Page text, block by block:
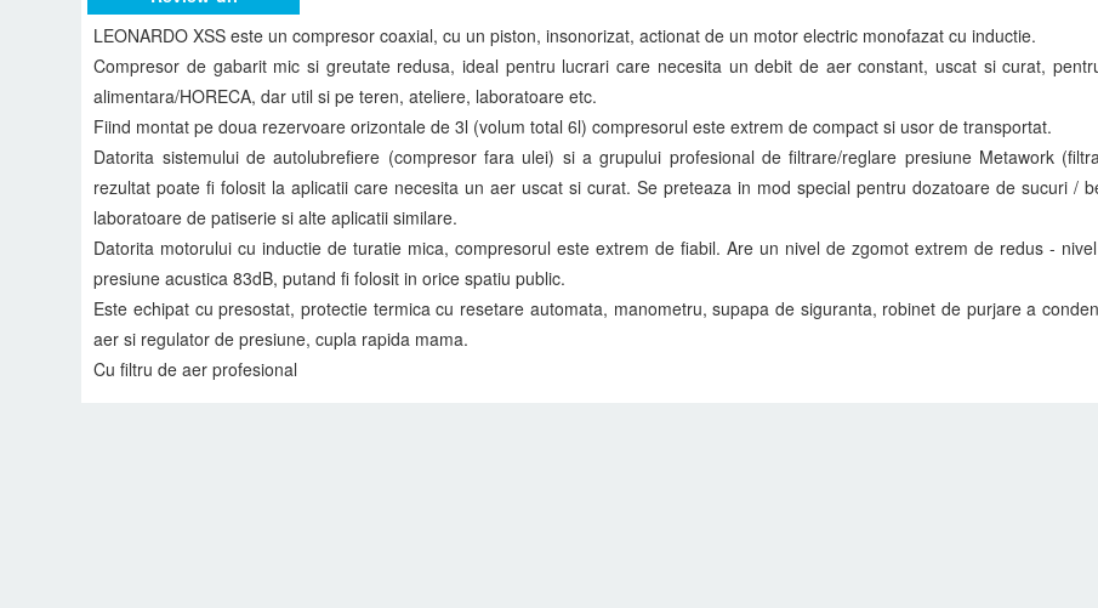
LEONARDO XSS este un compresor coaxial, cu un piston, insonorizat, actionat de un motor electric monofazat cu inductie.
Compresor de gabarit mic si greutate redusa, ideal pentru lucrari care necesita un debit de aer constant, uscat si curat,
alimentara/HORECA, dar util si pe teren, ateliere, laboratoare etc.
Fiind montat pe doua rezervoare orizontale de 3l (volum total 6l) compresorul este extrem de compact si usor de transportat.
Datorita sistemului de autolubrefiere (compresor fara ulei) si a grupului profesional de filtrare/reglare presiune Metawork
rezultat poate fi folosit la aplicatii care necesita un aer uscat si curat. Se preteaza in mod special pentru dozatoare de sucuri /
laboratoare de patiserie si alte aplicatii similare.
Datorita motorului cu inductie de turatie mica, compresorul este extrem de fiabil. Are un nivel de zgomot extrem de redus -
presiune acustica 83dB, putand fi folosit in orice spatiu public.
Este echipat cu presostat, protectie termica cu resetare automata, manometru, supapa de siguranta, robinet de purjare a
aer si regulator de presiune, cupla rapida mama.
Cu filtru de aer profesional